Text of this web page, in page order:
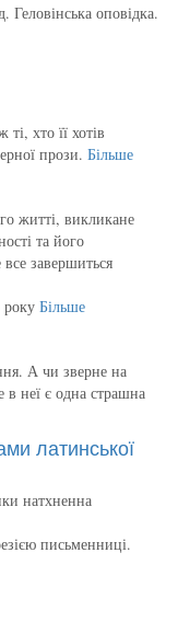
Геловінська оповідка.
хто її хотів
прози. Більше
житті, викликане
та його
завершиться
Більше
А чи зверне на
в неї є одна страшна
латинської
натхненна
письменниці.